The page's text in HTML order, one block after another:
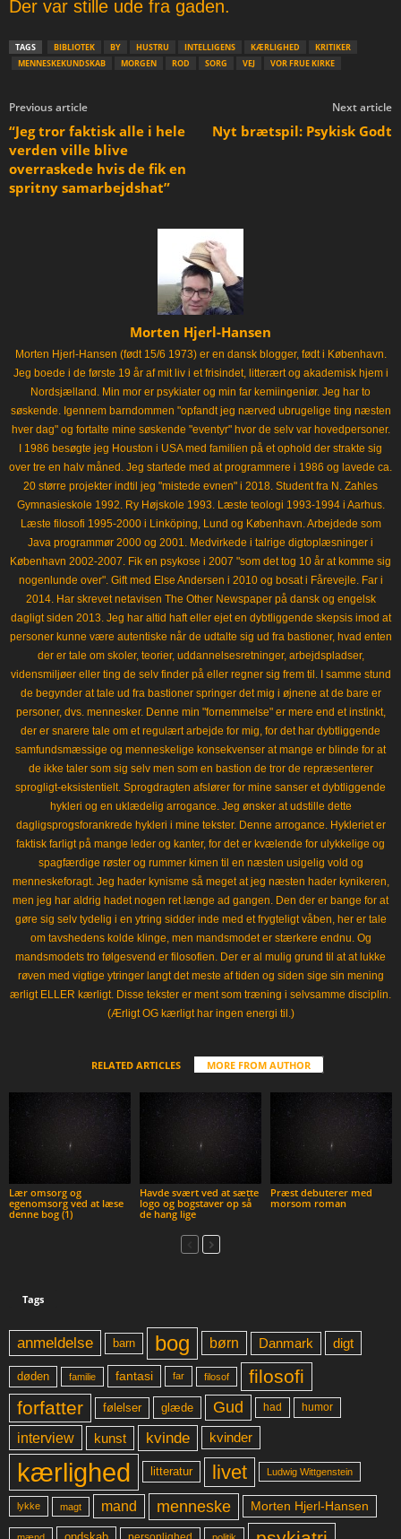
Der var stille ude fra gaden.
TAGS BIBLIOTEK BY HUSTRU INTELLIGENS KÆRLIGHED
KRITIKER
MENNESKEKUNDSKAB
MORGEN ROD SORG VEJ VOR FRUE KIRKE
Previous article
“Jeg tror faktisk alle i hele
verden ville blive
overraskede hvis de fik en
spritny samarbejdshat”
Next article
Nyt brætspil: Psykisk Godt
Morten Hjerl-Hansen
Morten Hjerl-Hansen (født 15/6 1973) er en dansk blogger, født i København.
Jeg boede i de første 19 år af mit liv i et frisindet, litterært og akademisk hjem i
Nordsjælland. Min mor er psykiater og min far kemiingeniør. Jeg har to
søskende. Igennem barndommen "opfandt jeg nærved ubrugelige ting næsten
hver dag" og fortalte mine søskende "eventyr" hvor de selv var hovedpersoner.
I 1986 besøgte jeg Houston i USA med familien på et ophold der strakte sig
over tre en halv måned. Jeg startede med at programmere i 1986 og lavede ca.
20 større projekter indtil jeg "mistede evnen" i 2018. Student fra N. Zahles
Gymnasieskole 1992. Ry Højskole 1993. Læste teologi 1993-1994 i Aarhus.
Læste filosofi 1995-2000 i Linköping, Lund og København. Arbejdede som
Java programmør 2000 og 2001. Medvirkede i talrige digtoplæsninger i
København 2002-2007. Fik en psykose i 2007 "som det tog 10 år at komme sig
nogenlunde over". Gift med Else Andersen i 2010 og bosat i Fårevejle. Far i
2014. Har skrevet netavisen The Other Newspaper på dansk og engelsk
dagligt siden 2013. Jeg har altid haft eller ejet en dybtliggende skepsis imod at
personer kunne være autentiske når de udtalte sig ud fra bastioner, hvad enten
der er tale om skoler, teorier, uddannelsesretninger, arbejdspladser,
vidensmiljøer eller ting de selv finder på eller regner sig frem til. I samme stund
de begynder at tale ud fra bastioner springer det mig i øjnene at de bare er
personer, dvs. mennesker. Denne min "fornemmelse" er mere end et instinkt,
der er snarere tale om et regulært arbejde for mig, for det har dybtliggende
samfundsmæssige og menneskelige konsekvenser at mange er blinde for at
de ikke taler som sig selv men som en bastion de tror de repræsenterer
sprogligt-eksistentielt. Sprogdragten afslører for mine sanser et dybtliggende
hykleri og en uklædelig arrogance. Jeg ønsker at udstille dette
dagligsprogsforankrede hykleri i mine tekster. Denne arrogance. Hykleriet er
faktisk farligt på mange leder og kanter, for det er kvælende for ulykkelige og
spagfærdige røster og rummer kimen til en næsten usigelig vold og
menneskeforagt. Jeg hader kynisme så meget at jeg næsten hader kynikeren,
men jeg har aldrig hadet nogen ret længe ad gangen. Den der er bange for at
gøre sig selv tydelig i en ytring sidder inde med et frygteligt våben, her er tale
om tavshedens kolde klinge, men mandsmodet er stærkere endnu. Og
mandsmodets tro følgesvend er filosofien. Der er al mulig grund til at at lukke
røven med vigtige ytringer langt det meste af tiden og siden sige sin mening
ærligt ELLER kærligt. Disse tekster er ment som træning i selvsamme disciplin.
(Ærligt OG kærligt har ingen energi til.)
RELATED ARTICLES MORE FROM AUTHOR
Lær omsorg og
egenomsorg ved at læse
denne bog (1)
Havde svært ved at sætte
logo og bogstaver op så
de hang lige
Præst debuterer med
morsom roman
Tags
anmeldelse barn bog børn Danmark digt
døden familie fantasi far filosof
filosofi
forfatter
følelser glæde Gud had humor
interview kunst kvinde kvinder
kærlighed litteratur livet Ludwig Wittgenstein
lykke magt mand menneske Morten Hjerl-Hansen